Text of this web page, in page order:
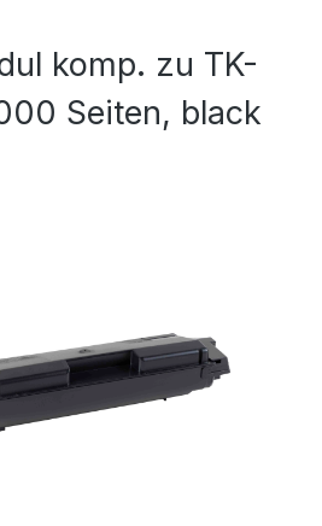
komp. zu TK-
Seiten, black